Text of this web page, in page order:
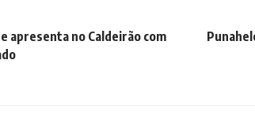
apresenta no Caldeirão com